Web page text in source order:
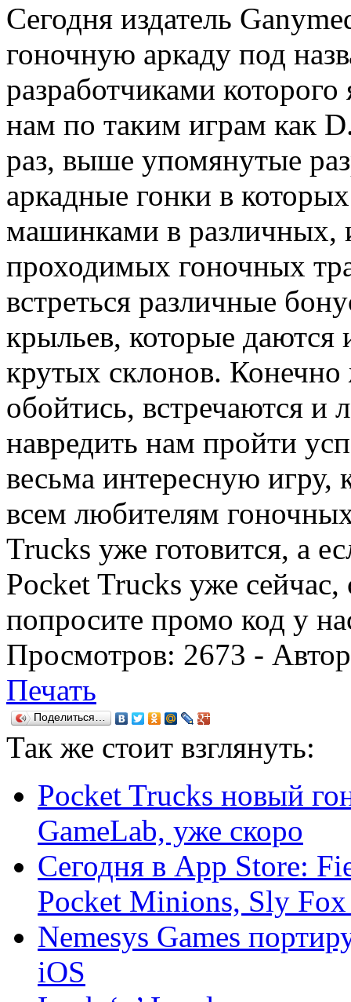
Сегодня издатель
гоночную аркаду под
разработчиками
нам по таким играм как
раз, выше упомянутые
аркадные гонки в
машинками в различных,
проходимых гоночных
встреться различные
крыльев, которые даются
крутых склонов.
обойтись, встречаются и
навредить нам пройти
весьма интересную игру,
всем любителям
Trucks уже готовится, а
Pocket Trucks уже
попросите промо код у
Просмотров: 2673 -
Печать
Поделиться…
Так же стоит взглянуть:
Pocket Trucks новый
GameLab, уже скоро
Сегодня в App Store:
Pocket Minions, Sly
Nemesys Games
iOS